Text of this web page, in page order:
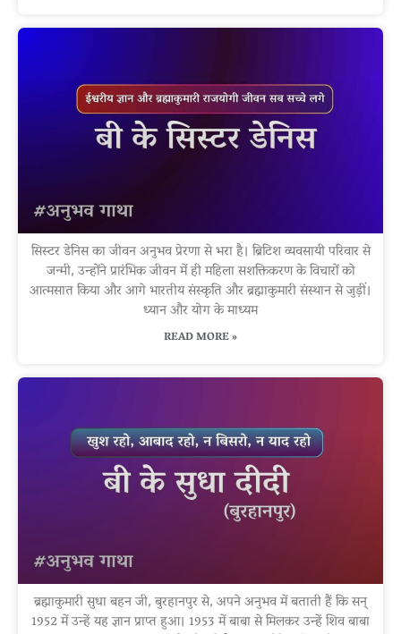
सिस्टर डेनिस का जीवन अनुभव प्रेरणा से भरा है। ब्रिटिश व्यवसायी परिवार से
जन्मी, उन्होंने प्रारंभिक जीवन में ही महिला सशक्तिकरण के विचारों को
आत्मसात किया और आगे भारतीय संस्कृति और ब्रह्माकुमारी संस्थान से जुड़ीं।
ध्यान और योग के माध्यम
READ MORE »
ब्रह्माकुमारी सुधा बहन जी, बुरहानपुर से, अपने अनुभव में बताती हैं कि सन्
1952 में उन्हें यह ज्ञान प्राप्त हुआ। 1953 में बाबा से मिलकर उन्हें शिव बाबा